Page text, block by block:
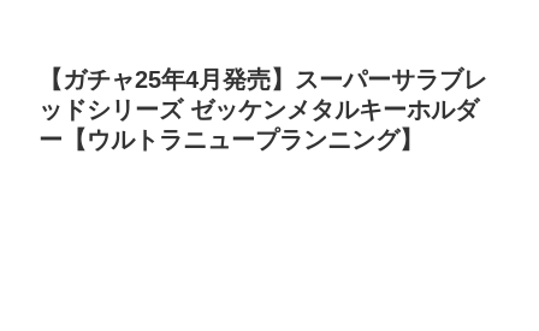
【ガチャ25年4月発売】スーパーサラブレ
ッドシリーズ ゼッケンメタルキーホルダ
ー【ウルトラニュープランニング】